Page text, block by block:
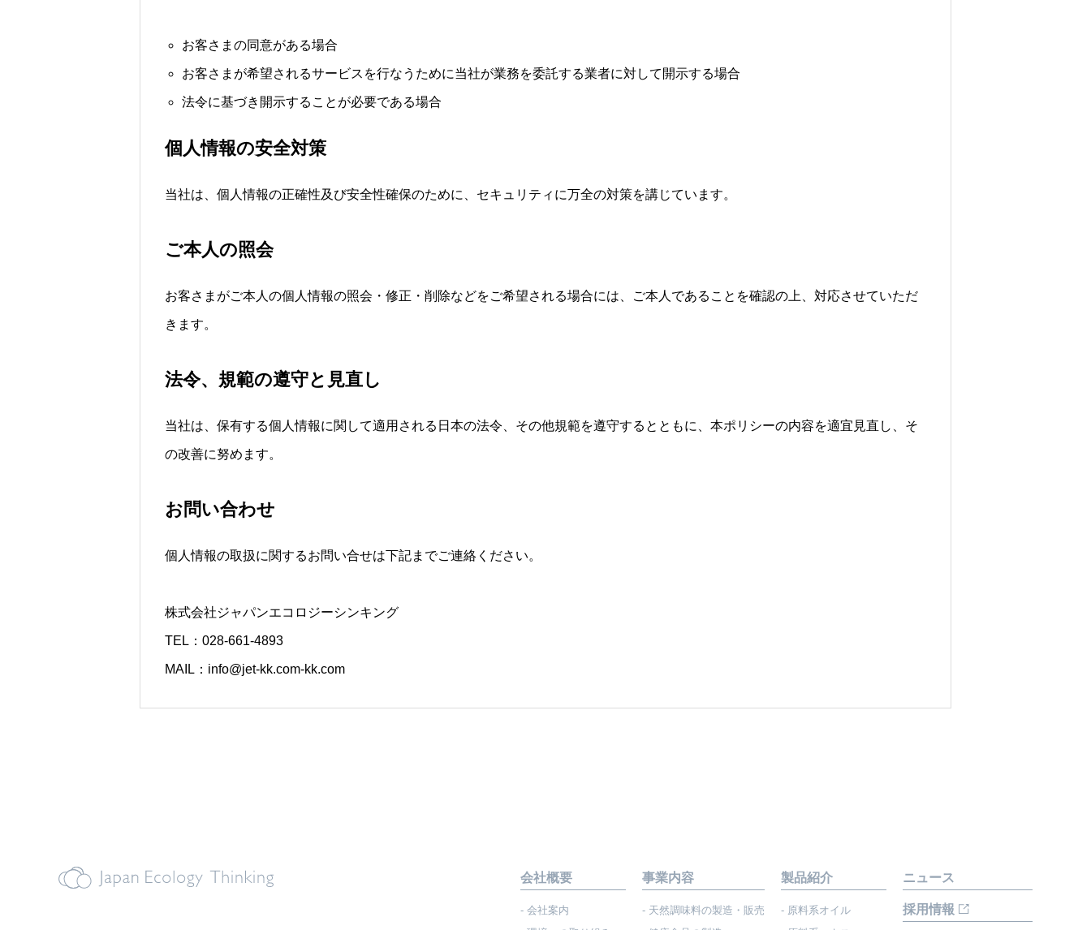
お客さまの同意がある場合
お客さまが希望されるサービスを行なうために当社が業務を委託する業者に対して開示する場合
法令に基づき開示することが必要である場合
個人情報の安全対策
当社は、個人情報の正確性及び安全性確保のために、セキュリティに万全の対策を講じています。
ご本人の照会
お客さまがご本人の個人情報の照会・修正・削除などをご希望される場合には、ご本人であることを確認の上、対応させていただ
きます。
法令、規範の遵守と見直し
当社は、保有する個人情報に関して適用される日本の法令、その他規範を遵守するとともに、本ポリシーの内容を適宜見直し、そ
の改善に努めます。
お問い合わせ
個人情報の取扱に関するお問い合せは下記までご連絡ください。
株式会社ジャパンエコロジーシンキング
TEL：028-661-4893
MAIL：info@jet-kk.com-kk.com
会社概要
- 会社案内
事業内容
- 天然調味料の製造・販売
製品紹介
- 原料系オイル
ニュース
採用情報